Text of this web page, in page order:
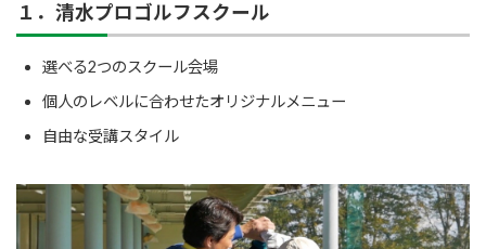
１．清水プロゴルフスクール
選べる2つのスクール会場
個人のレベルに合わせたオリジナルメニュー
自由な受講スタイル